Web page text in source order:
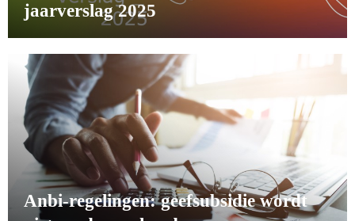
jaarverslag 2025
Anbi-regelingen: geefsubsidie wordt